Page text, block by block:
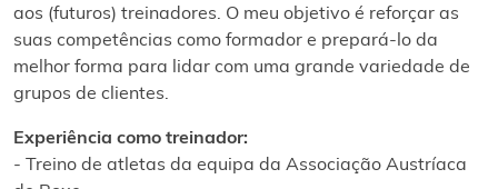
aos (futuros) treinadores. O meu objetivo é reforçar as
suas competências como formador e prepará-lo da
melhor forma para lidar com uma grande variedade de
grupos de clientes.
Experiência como treinador:
- Treino de atletas da equipa da Associação Austríaca